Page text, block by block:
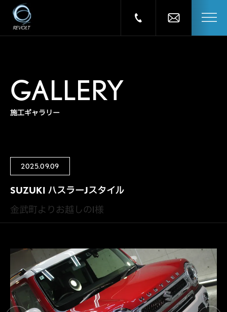
GALLERY
施工ギャラリー
2025.09.09
SUZUKI ハスラーJスタイル
金武町よりお越しのI様